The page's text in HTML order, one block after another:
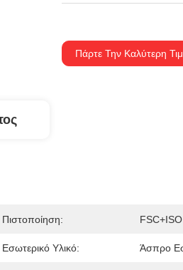
Πάρτε Την Καλύτερη
Πιστοποίηση: FSC+ISO
Εσωτερικό Υλικό: Άσπρο